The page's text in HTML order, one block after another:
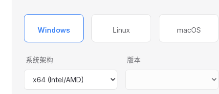
Windows Linux macOS
系统架构 版本